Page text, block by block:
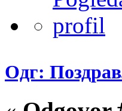
Одг: